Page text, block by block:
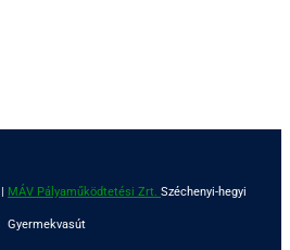
MÁV Pályaműködtetési Zrt. Széchenyi-hegyi
Gyermekvasút